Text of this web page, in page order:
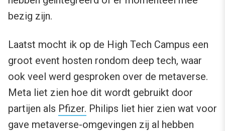
bezig zijn.
Laatst mocht ik op de High Tech Campus een
groot event hosten rondom deep tech, waar
ook veel werd gesproken over de metaverse.
Meta liet zien hoe dit wordt gebruikt door
partijen als Pfizer. Philips liet hier zien wat voor
gave metaverse-omgevingen zij al hebben